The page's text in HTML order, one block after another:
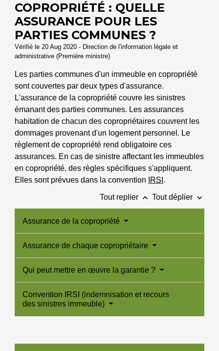
COPROPRIÉTÉ : QUELLE
ASSURANCE POUR LES
PARTIES COMMUNES ?
Vérifié le 20 Aug 2020 - Direction de l'information légale et
administrative (Première ministre)
Les parties communes d'un immeuble en copropriété
sont couvertes par deux types d'assurance.
L'assurance de la copropriété couvre les sinistres
émanant des parties communes. Les assurances
habitation de chacun des copropriétaires couvrent les
dommages provenant d'un logement personnel. Le
règlement de copropriété rend obligatoire ces
assurances. En cas de sinistre affectant les immeubles
en copropriété, des règles spécifiques s'appliquent.
Elles sont prévues dans la convention
IRSI .
Tout replier keyboard_arrow_up Tout déplier keyboard_arrow_down
Assurance de la copropriété
Assurance de chaque copropriétaire
Qui peut mettre en œuvre la garantie ?
Convention IRSI (indemnisation et recours
des sinistres immeuble)